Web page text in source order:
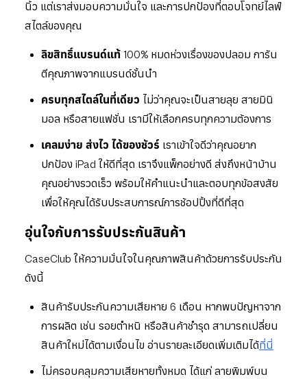
นิ้ว แต่เราส่งมอบความมั่นใจ และการปกป้องที่ตอบโจทย์ไลฟ์
สไตล์ของคุณ
ลิขสิทธิ์แบรนด์แท้ 100% หมดห่วงเรื่องของปลอม การัน
ตีคุณภาพจากแบรนด์ชั้นนำ
ครบทุกสไตล์ในที่เดียว ไม่ว่าคุณจะเป็นสายลุย สายมินิ
มอล หรือสายแฟชั่น เรามีให้เลือกครบทุกความต้องการ
เคลมง่าย ส่งไว ได้ของชัวร์ เราเข้าใจดีว่าคุณอยาก
ปกป้อง iPad ให้ดีที่สุด เราจึงแพ็กอย่างดี ส่งถึงหน้าบ้าน
คุณอย่างรวดเร็ว พร้อมให้คำแนะนำและตอบทุกข้อสงสัย
เพื่อให้คุณได้รับประสบการณ์การช้อปปิ้งที่ดีที่สุด
อุ่นใจกับการรับประกันสินค้า
CaseClub ให้ความมั่นใจในคุณภาพสินค้าด้วยการรับประกัน
ดังนี้
สินค้ารับประกันความเสียหาย 6 เดือน หากพบปัญหาจาก
การผลิต เช่น รอยตำหนิ หรือสินค้าชำรุด สามารถเปลี่ยน
สินค้าใหม่ได้ตามเงื่อนไข อ่านรายละเอียดเพิ่มเติมได้ที่นี่
ไม่ครอบคลุมความเสียหายทั้งหมด ได้แก่ ลายพิมพ์บน